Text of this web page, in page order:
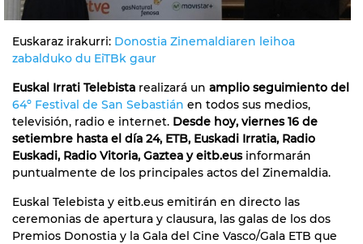
Euskaraz irakurri: Donostia Zinemaldiaren leihoa
zabalduko du EiTBk gaur
Euskal Irrati Telebista realizará un amplio seguimiento del
64º Festival de San Sebastián en todos sus medios,
televisión, radio e internet. Desde hoy, viernes 16 de
setiembre hasta el día 24, ETB, Euskadi Irratia, Radio
Euskadi, Radio Vitoria, Gaztea y eitb.eusinformarán
puntualmente de los principales actos del Zinemaldia.
Euskal Telebista y eitb.eus emitirán en directo las
ceremonias de apertura y clausura, las galas de los dos
Premios Donostia y la Gala del Cine Vasco/Gala ETB que